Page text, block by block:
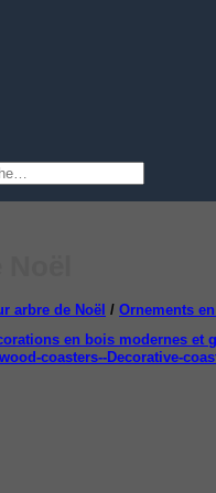
arbre de Noël / Ornements